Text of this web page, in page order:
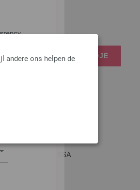
andere ons helpen de
IN MIJN WINKELMANDJE
van LANA GROSSA